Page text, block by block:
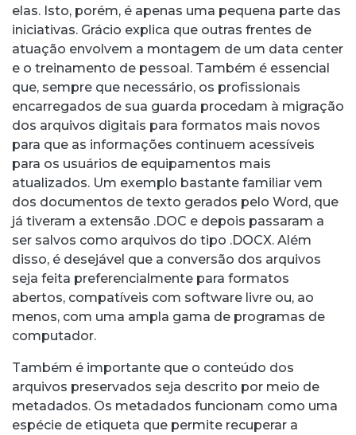
elas. Isto, porém, é apenas uma pequena parte das
iniciativas. Grácio explica que outras frentes de
atuação envolvem a montagem de um data center
e o treinamento de pessoal. Também é essencial
que, sempre que necessário, os profissionais
encarregados de sua guarda procedam à migração
dos arquivos digitais para formatos mais novos
para que as informações continuem acessíveis
para os usuários de equipamentos mais
atualizados. Um exemplo bastante familiar vem
dos documentos de texto gerados pelo Word, que
já tiveram a extensão .DOC e depois passaram a
ser salvos como arquivos do tipo .DOCX. Além
disso, é desejável que a conversão dos arquivos
seja feita preferencialmente para formatos
abertos, compatíveis com software livre ou, ao
menos, com uma ampla gama de programas de
computador.
Também é importante que o conteúdo dos
arquivos preservados seja descrito por meio de
metadados. Os metadados funcionam como uma
espécie de etiqueta que permite recuperar a